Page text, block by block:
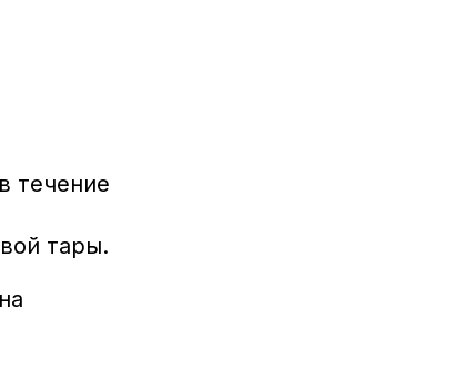
течение
тары.